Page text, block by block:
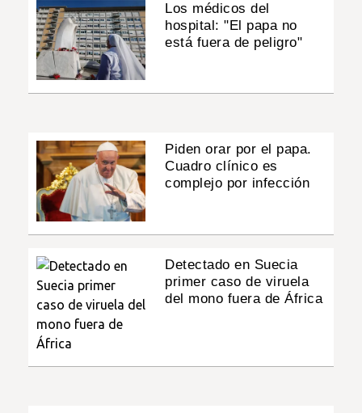
Los médicos del
hospital: "El papa no
está fuera de peligro"
Piden orar por el papa.
Cuadro clínico es
complejo por infección
Detectado en Suecia
primer caso de viruela
del mono fuera de África